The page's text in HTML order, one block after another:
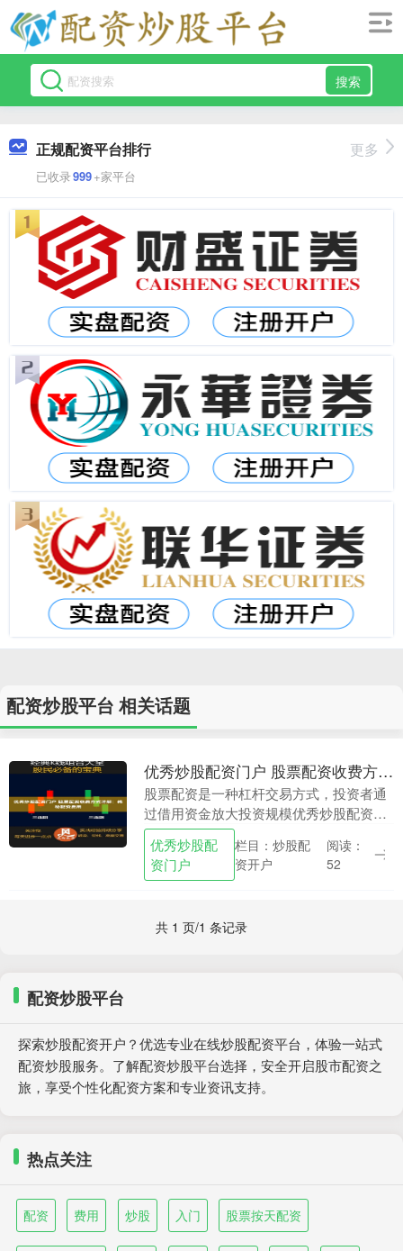
搜索
正规配资平台排行
已收录999+家平台
更多
配资炒股平台 相关话题
优秀炒股配资门户 股票配资收费方式详解：揭秘配资费用
股票配资是一种杠杆交易方式，投资者通
过借用资金放大投资规模优秀炒股配资门
户，以期获得更高的收益。然而，配资并
非免费，投资者需要支付一定的费用。 *
**资金杠杆....
优秀炒股配
资门户
栏目：炒股配
资开户
阅读：
52
共 1 页/1 条记录
配资炒股平台
探索炒股配资开户？优选专业在线炒股配资平台，体验一站式
配资炒股服务。了解配资炒股平台选择，安全开启股市配资之
旅，享受个性化配资方案和专业资讯支持。
热点关注
配资 费用 炒股 入门 股票按天配资